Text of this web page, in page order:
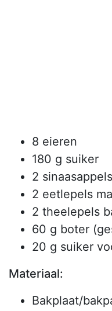
8 eieren
180 g suiker
2
2 eetlepels
2 theelepels
60 g boter
20 g suiker
Materiaal:
Bakplaat/